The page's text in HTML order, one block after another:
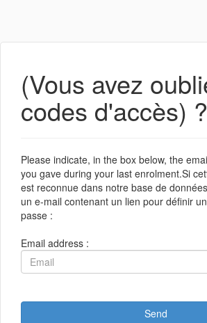
(Vous avez
codes d'accès) ?
Please indicate, in the box below, the
you gave during your last enrolment.Si
est reconnue dans notre base de
un e-mail contenant un lien pour définir
passe :
Email address :
Send